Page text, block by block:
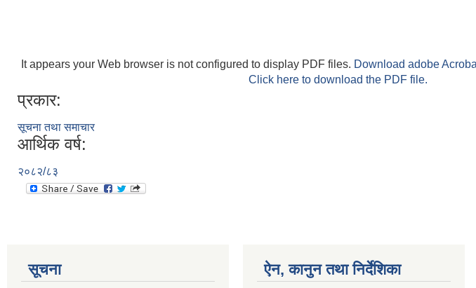
It appears your Web browser is not configured to display PDF files. Download adobe
Click here to download the PDF file.
प्रकार:
सूचना तथा समाचार
आर्थिक वर्ष:
२०८२/८३
सूचना ऐन, कानुन तथा निर्देशिका